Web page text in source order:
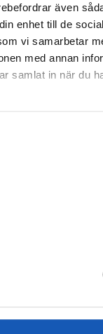
även
enhet till de
vi samarbetar
med annan
samlat in när du
10073436